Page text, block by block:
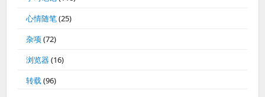
心情随笔(25)
杂项 (72)
浏览器(16)
转载(96)